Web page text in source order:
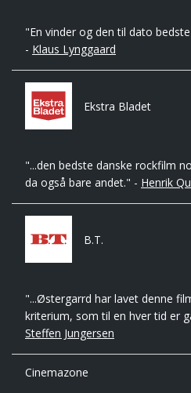
"En vinder og den til dato
- Klaus Lynggaard
Ekstra Bladet
"...den bedste danske rockfilm
da også bare andet." - Henrik
B.T.
"...Østergarrd har lavet denne
kriterium, som til en hver tid er
Steffen Jungersen
Cinemazone